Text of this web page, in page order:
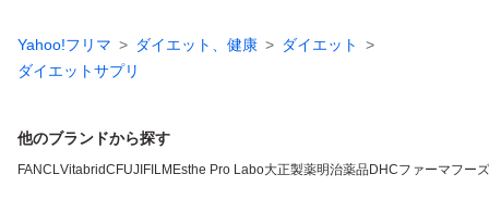
Yahoo!フリマ ダイエット、健康
ダイエット
ダイエットサプリ
他のブランドから探す
FANCLVitabridC FUJIFILM Esthe Pro Labo大正製薬明治薬品DHCファーマフーズ